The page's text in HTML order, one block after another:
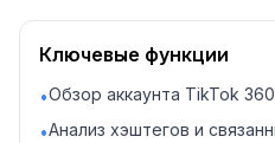
Ключевые функции
•Обзор аккаунта TikTok
•Анализ хэштегов и